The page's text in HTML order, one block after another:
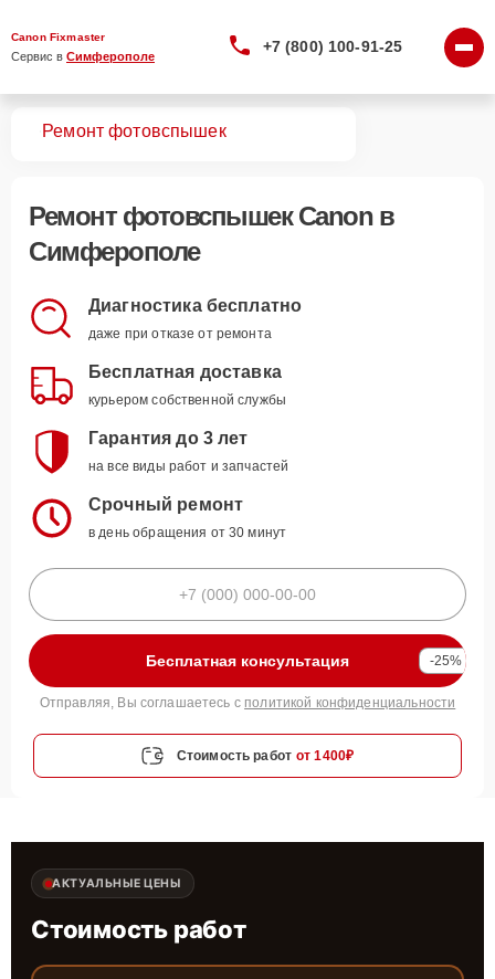
Canon Fixmaster
Сервис в Симферополе
+7 (800) 100-91-25
Ремонт фотовспышек
Ремонт фотовспышек Canonв
Симферополе
Диагностика бесплатно
даже при отказе от ремонта
Бесплатная доставка
курьером собственной службы
Гарантия до 3 лет
на все виды работ и запчастей
Срочный ремонт
в день обращения от 30 минут
Бесплатная консультация -25%
Отправляя, Вы соглашаетесь с политикой конфиденциальности
Стоимость работ от 1400₽
АКТУАЛЬНЫЕ ЦЕНЫ
Стоимость работ